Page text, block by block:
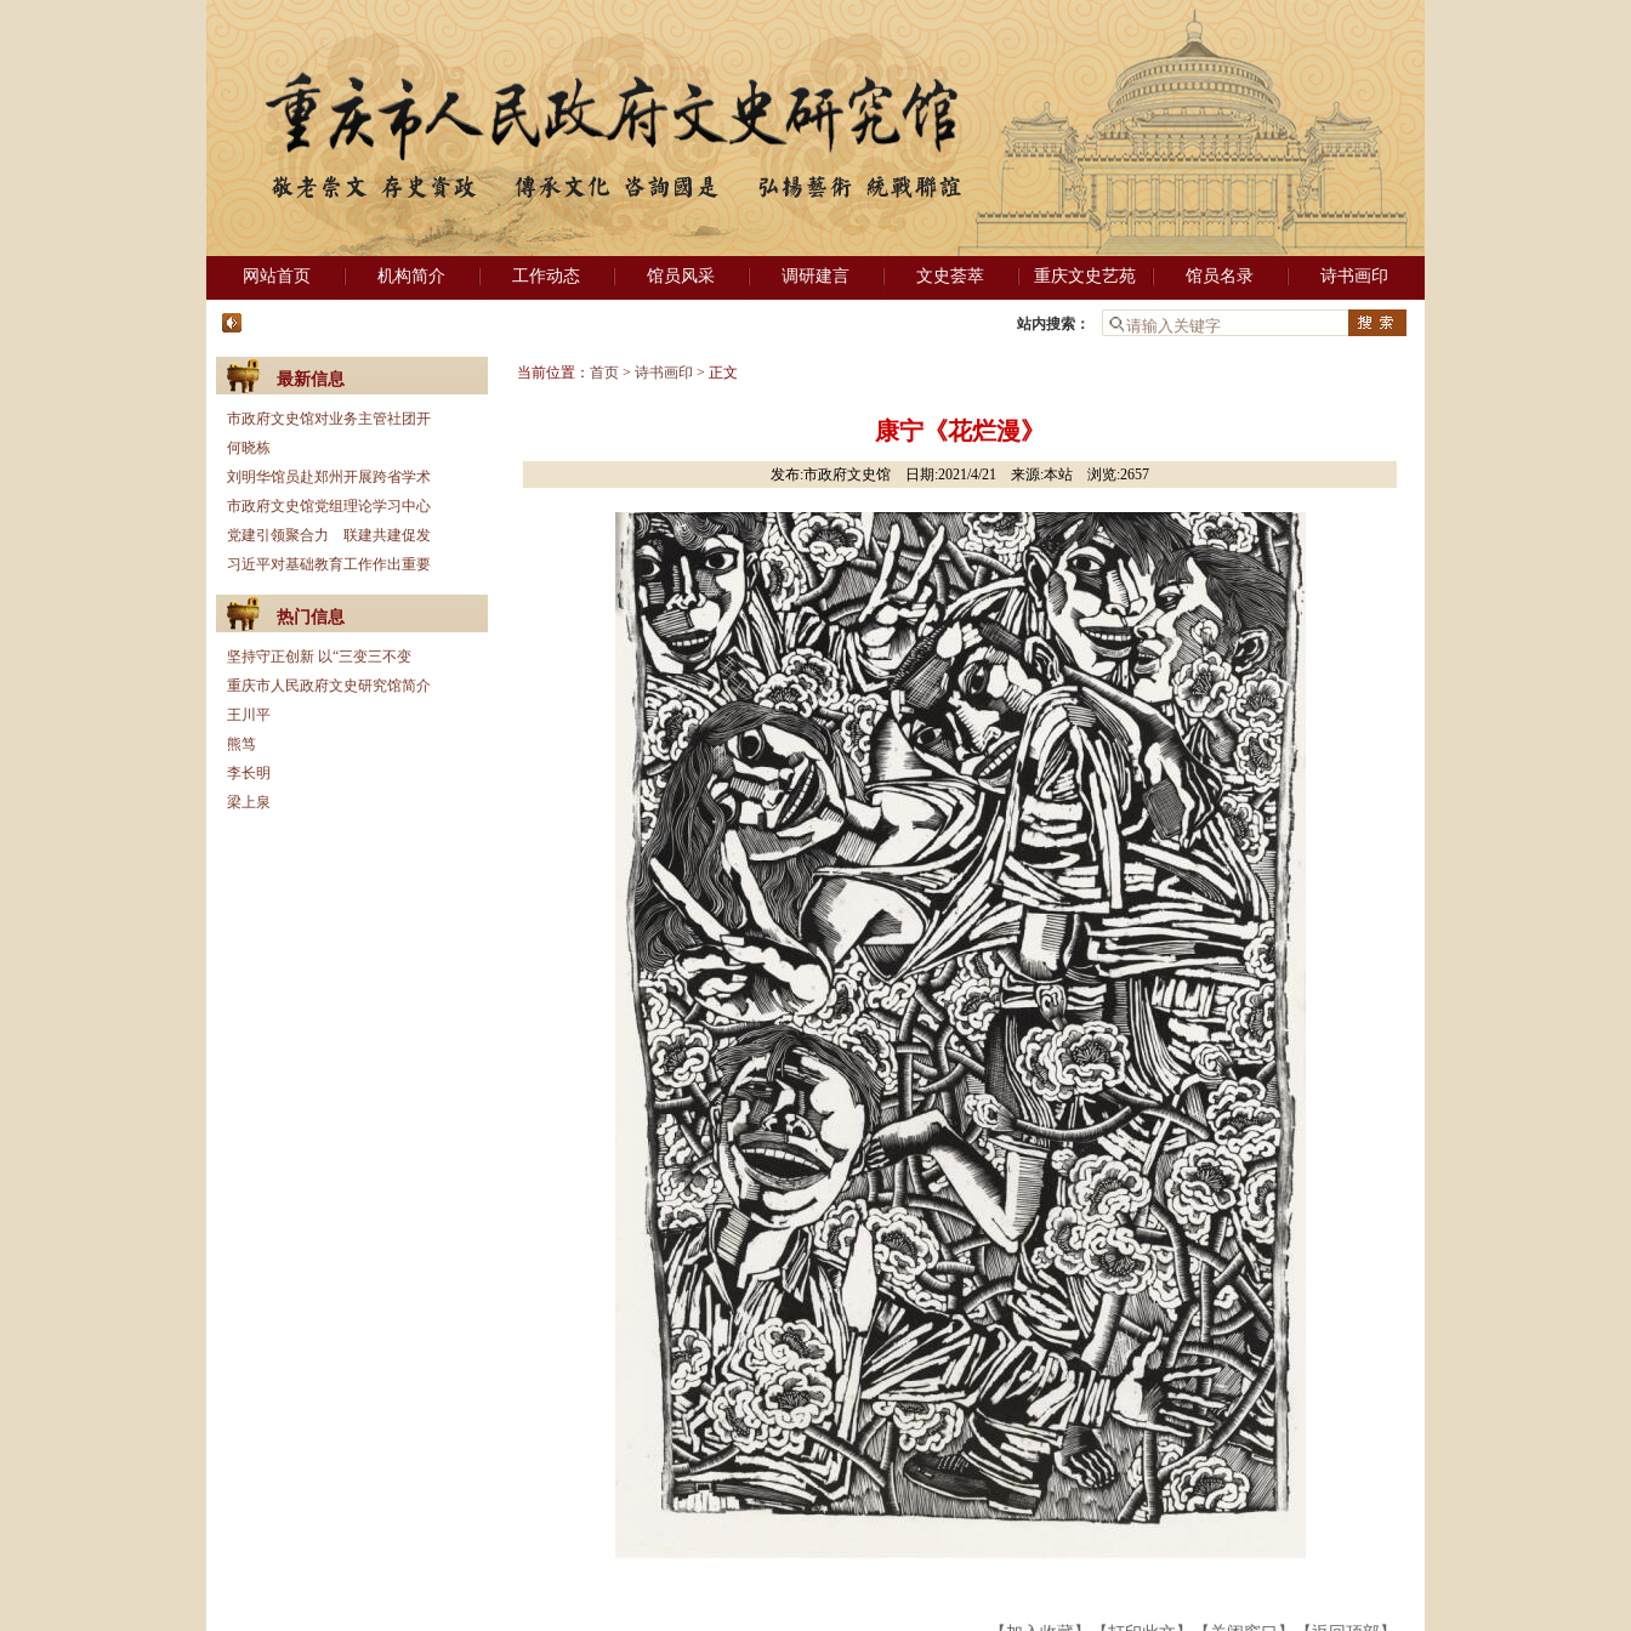
网站首页 机构简介 工作动态 馆员风采 调研建言 文史荟萃 重庆文史艺苑 馆员名录 诗书画印
站内搜索：
最新信息
市政府文史馆对业务主管社团开
何晓栋
刘明华馆员赴郑州开展跨省学术
市政府文史馆党组理论学习中心
党建引领聚合力 联建共建促发
习近平对基础教育工作作出重要
热门信息
坚持守正创新 以“三变三不变
重庆市人民政府文史研究馆简介
王川平
熊笃
李长明
梁上泉
当前位置： 首页 > 诗书画印 > 正文
康宁《花烂漫》
发布:市政府文史馆 日期:2021/4/21 来源:本站 浏览:2657